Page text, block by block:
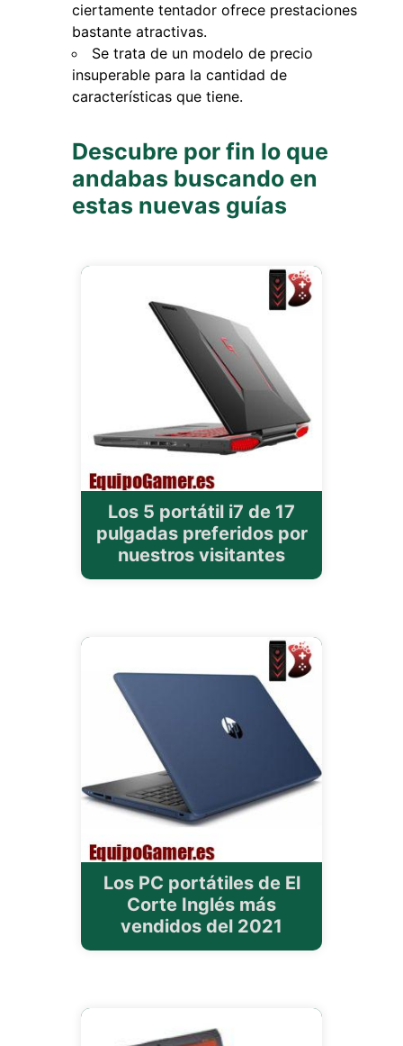
ciertamente tentador ofrece prestaciones
bastante atractivas.
Se trata de un modelo de precio
insuperable para la cantidad de
características que tiene.
Descubre por fin lo que
andabas buscando en
estas nuevas guías
Los 5 portátil i7 de 17
pulgadas preferidos por
nuestros visitantes
Los PC portátiles de El
Corte Inglés más
vendidos del 2021